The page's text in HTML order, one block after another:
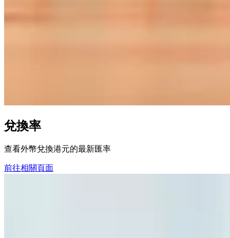
兌換率
查看外幣兌換港元的最新匯率
前往相關頁面